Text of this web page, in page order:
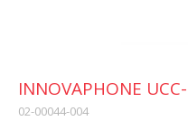
INNOVAPHONE
02-00044-004